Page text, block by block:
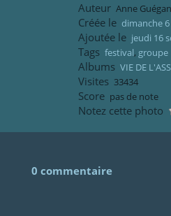
Auteur Anne Guégan
Créée le dimanche
Ajoutée le jeudi 16
Tags festival, groupe
Albums VIE DE
Visites 33434
Score pas de note
Notez cette photo
0 commentaire